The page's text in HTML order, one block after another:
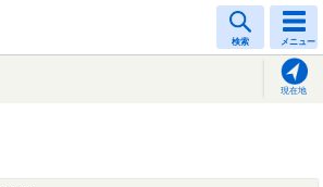
検索 メニュー
現在地